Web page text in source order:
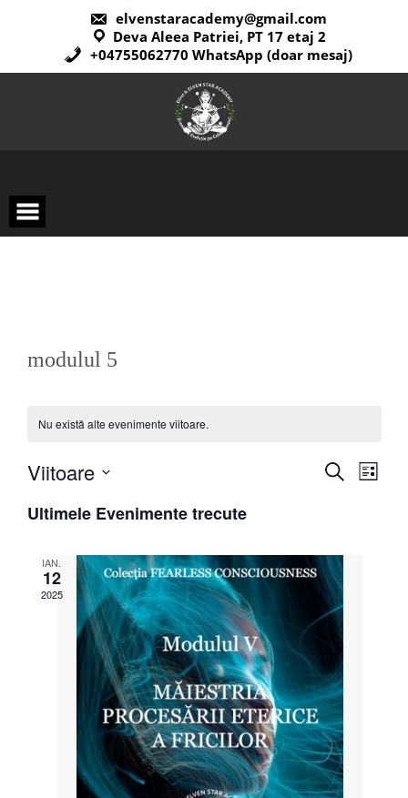
elvenstaracademy@gmail.com
Deva Aleea Patriei, PT 17 etaj 2
+04755062770 WhatsApp (doar mesaj)
modulul 5
Nu există alte evenimente viitoare.
Navigare
și
căutare
Caută
Listă
Viitoare
data.
Ultimele Evenimente trecute
IAN.
12
2025